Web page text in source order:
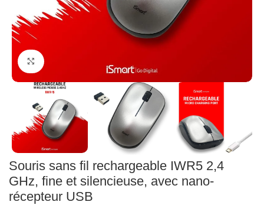
Click to enlarge
Souris sans fil rechargeable IWR5 2,4
GHz, fine et silencieuse, avec nano-
récepteur USB